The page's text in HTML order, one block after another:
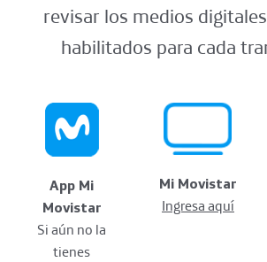
revisar los medios
habilitados para cada
App Mi
Movistar
Si aún no la
tienes
Mi Movistar
Ingresa aquí